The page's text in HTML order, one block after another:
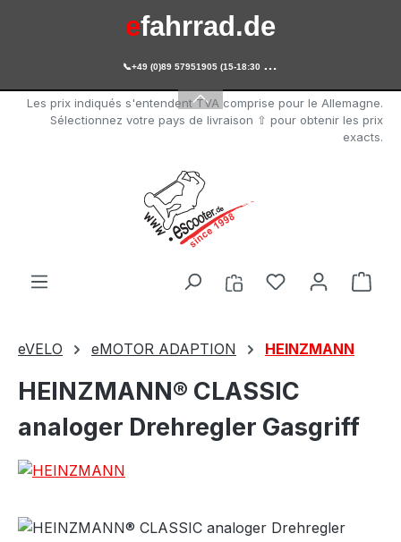
Passer au contenu principal
escooter.de
efahrrad.de

+49 (0)89 57951905 (15-18:30 Uhr)
Les prix indiqués s'entendent TVA comprise pour le Allemagne.
Sélectionnez votre pays de livraison ⇧ pour obtenir les prix
exacts.
Vous avez 0Le
eVELO eMOTOR ADAPTION HEINZMANN
HEINZMANN® CLASSIC
analoger Drehregler Gasgriff